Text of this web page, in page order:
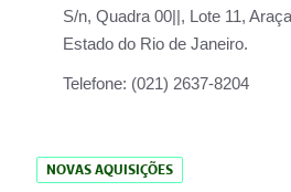
S/n, Quadra 00||, Lote 11,
Estado do Rio de Janeiro.
Telefone: (021) 2637-8204
NOVAS AQUISIÇÕES